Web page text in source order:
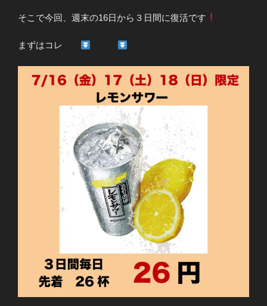
そこで今回、週末の16日から３日間に復活です
まずはコレ